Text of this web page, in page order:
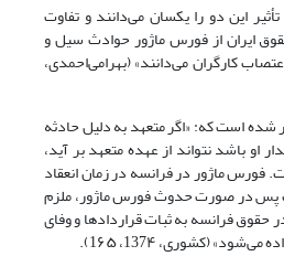
این دو را یکسان می‌‌دانند و تفاوت
ایران از فورس ماژور حوادث سیل و
کارگران می‌‌دانند» (بهرامی‌‌احمدی،
مقرر شده است که: «اگر متعهد به دلیل حادثه
او باشد نتواند از عهده متعهد بر آید،
ماژور در فرانسه در زمان انعقاد
پس در صورت حدوث فورس ماژور، ملزم
فرانسه به ثبات قراردادها و وفای
(کشوری، 137۴، 1۶۵).